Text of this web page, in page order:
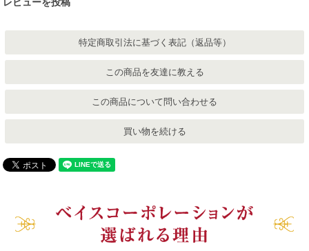
特定商取引法に基づく表記（返品等）
この商品を友達に教える
この商品について問い合わせる
買い物を続ける